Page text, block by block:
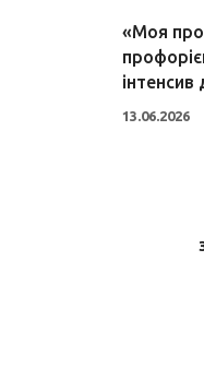
«Моя
інтенсив
13.06.2026